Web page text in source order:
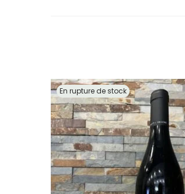
En rupture de stock